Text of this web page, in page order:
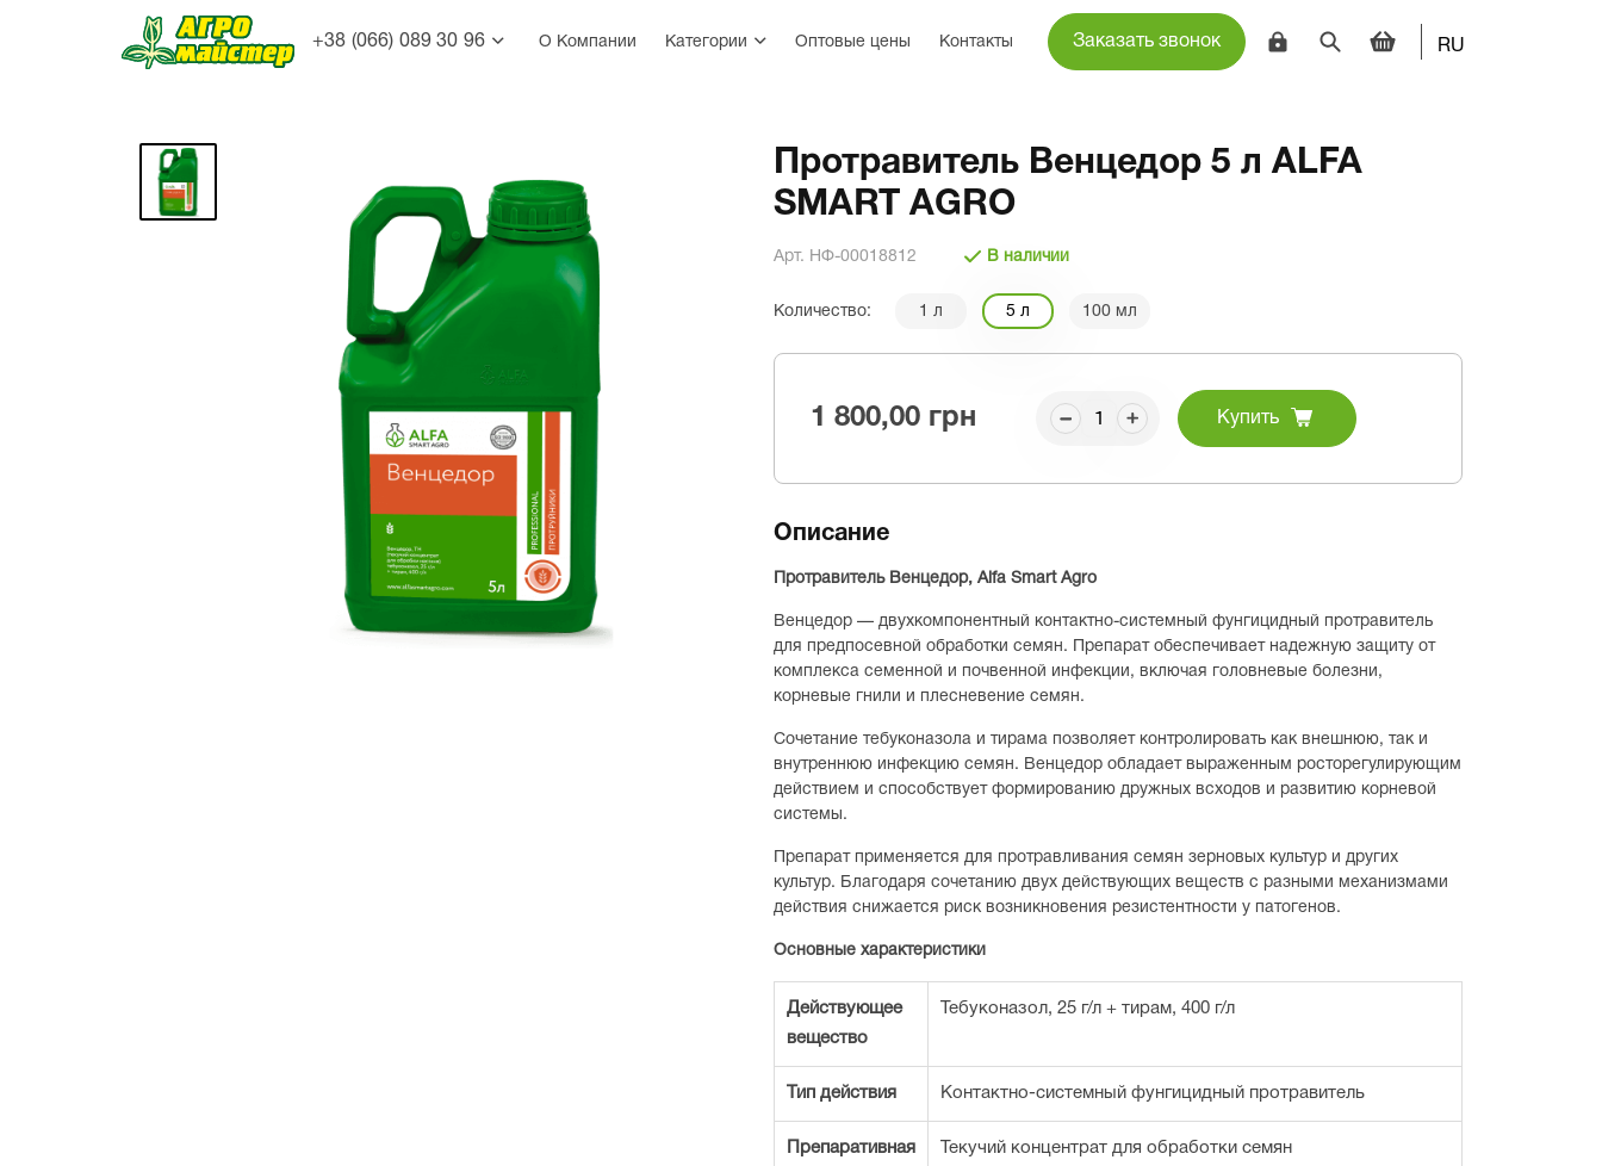
+38 (066) 089 30 96 О Компании Категории Оптовые цены Контакты Заказать звонок RU
Протравитель Венцедор 5 л ALFA
SMART AGRO
Арт. НФ-00018812 В наличии
Количество: 1 л 5 л 100 мл
1 800,00 грн Купить
Описание
Протравитель Венцедор, Alfa Smart Agro
Венцедор — двухкомпонентный контактно-системный фунгицидный протравитель
для предпосевной обработки семян. Препарат обеспечивает надежную защиту от
комплекса семенной и почвенной инфекции, включая головневые болезни,
корневые гнили и плесневение семян.
Сочетание тебуконазола и тирама позволяет контролировать как внешнюю, так и
внутреннюю инфекцию семян. Венцедор обладает выраженным росторегулирующим
действием и способствует формированию дружных всходов и развитию корневой
системы.
Препарат применяется для протравливания семян зерновых культур и других
культур. Благодаря сочетанию двух действующих веществ с разными механизмами
действия снижается риск возникновения резистентности у патогенов.
Основные характеристики
Действующее
вещество
Тебуконазол, 25 г/л + тирам, 400 г/л
Тип действия Контактно-системный фунгицидный протравитель
Препаративная
Текучий концентрат для обработки семян